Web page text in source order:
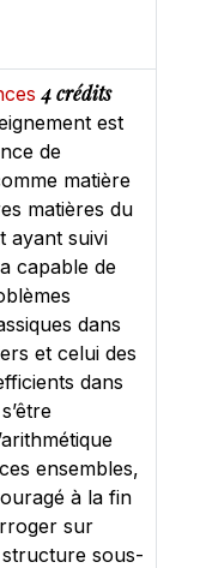
4 crédits
est
de
matière
matières du
ayant suivi
capable de
dans
et celui des
dans
ensembles,
à la fin
sur
structure sous-